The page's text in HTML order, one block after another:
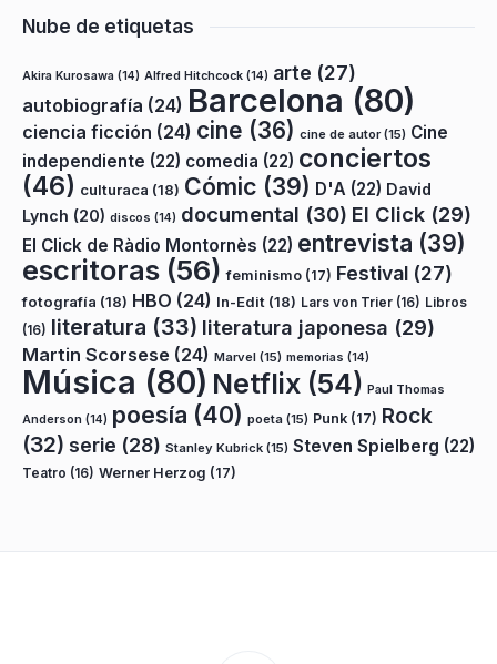
Nube de etiquetas
Akira Kurosawa (14) Alfred Hitchcock (14) arte (27)
autobiografía (24) Barcelona (80)
ciencia ficción (24) cine (36) cine de autor(15) Cine
independiente (22) comedia (22) conciertos
(46) culturaca (18) Cómic (39) D'A (22) David
Lynch (20) discos (14) documental (30) El Click (29)
El Click de Ràdio Montornès (22) entrevista (39)
escritoras (56) feminismo (17) Festival (27)
fotografía (18) HBO (24) In-Edit (18) Lars von Trier (16) Libros
(16) literatura (33) literatura japonesa (29)
Martin Scorsese (24) Marvel (15) memorias (14)
Música (80) Netflix (54) Paul Thomas
Anderson (14) poesía (40) poeta (15) Punk (17) Rock
(32) serie (28) Stanley Kubrick (15) Steven Spielberg (22)
Teatro (16) Werner Herzog (17)